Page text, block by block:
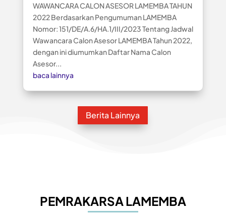
WAWANCARA CALON ASESOR LAMEMBA TAHUN
2022 Berdasarkan Pengumuman LAMEMBA
Nomor: 151/DE/A.6/HA.1/III/2023 Tentang Jadwal
Wawancara Calon Asesor LAMEMBA Tahun 2022,
dengan ini diumumkan Daftar Nama Calon
Asesor...
baca lainnya
Berita Lainnya
PEMRAKARSA LAMEMBA